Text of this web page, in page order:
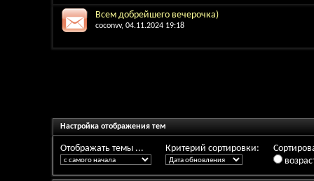
Всем добрейшего вечерочка)
coconvv, 04.11.2024 19:18
Настройка отображения тем
Отображать темы ... Критерий сортировки: